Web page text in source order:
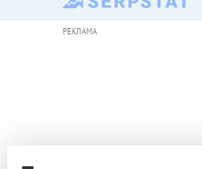
РЕКЛАМА